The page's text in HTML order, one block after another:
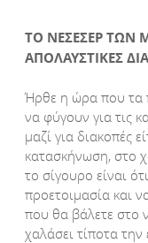
ΤΟ ΝΕΣΕΣΕΡ ΤΩΝ
ΑΠΟΛΑΥΣΤΙΚΕΣ
Ήρθε η ώρα που τα
να φύγουν για τις
μαζί για διακοπές
κατασκήνωση, στο
το σίγουρο είναι
προετοιμασία και
που θα βάλετε στο
χαλάσει τίποτα την